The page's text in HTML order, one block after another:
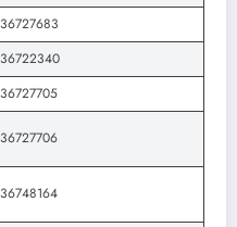
36727683
36722340
36727705
36727706
36748164